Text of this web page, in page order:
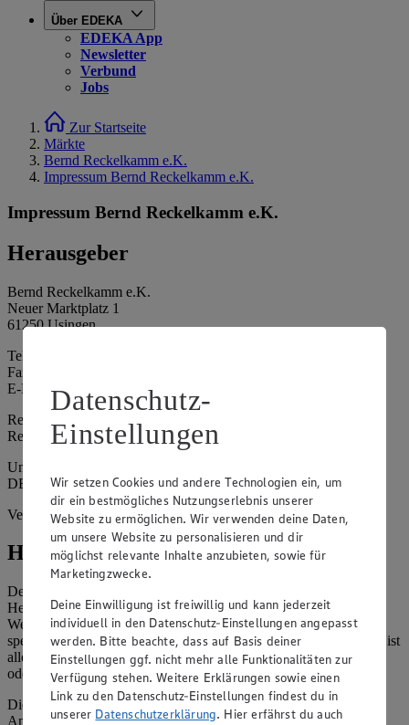
Über EDEKA
EDEKA App
Newsletter
Verbund
Jobs
Zur Startseite
Märkte
Bernd Reckelkamm e.K.
Impressum Bernd Reckelkamm e.K.
Impressum Bernd Reckelkamm e.K.
Herausgeber
Bernd Reckelkamm e.K.
Neuer Marktplatz 1
61250 Usingen
Telefon: 06081 5865871
Fax: 06081 5865872
E-Mail: edeka-usingen@gmx.de
Registergericht: Amtsgericht Bad Homburg
Registernummer: HRA 5780
Umsatzsteuer-Identifikationsnummer gem. § 27a UStG:
DE309735033
Vertretungsberechtigte: Bernd Reckelkamm
Hinweise
Der Inhalt dieser Website ist urheberrechtlich geschützt. Der
Herausgeber gewährt Ihnen jedoch das Recht, den auf dieser
Website bereitgestellten Text ganz oder ausschnittsweise zu
speichern und zu vervielfältigen. Aus Gründen des Urheberrechts ist
allerdings die Speicherung und Vervielfältigung von Bildmaterial
oder Grafiken aus dieser Website nicht gestattet.
Die verantwortliche Stelle ist nicht für die Inhalte der versendeten
Angebotsinformationen verantwortlich. Firma und Anschriften
Datenschutz-
Einstellungen
Wir setzen Cookies und andere Technologien ein, um
dir ein bestmögliches Nutzungserlebnis unserer
Website zu ermöglichen. Wir verwenden deine Daten,
um unsere Website zu personalisieren und dir
möglichst relevante Inhalte anzubieten, sowie für
Marketingzwecke.
Deine Einwilligung ist freiwillig und kann jederzeit
individuell in den Datenschutz-Einstellungen angepasst
werden. Bitte beachte, dass auf Basis deiner
Einstellungen ggf. nicht mehr alle Funktionalitäten zur
Verfügung stehen. Weitere Erklärungen sowie einen
Link zu den Datenschutz-Einstellungen findest du in
unserer Datenschutzerklärung. Hier erfährst du auch